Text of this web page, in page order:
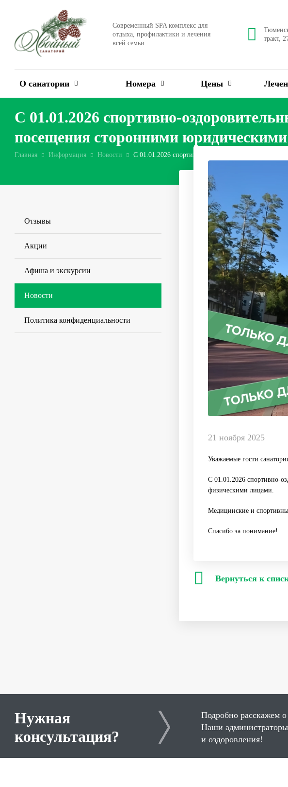
Современный SPA комплекс для
отдыха, профилактики и лечения
всей семьи
тракт,
О санатории Номера Цены
С 01.01.2026 спортивно-
посещения сторонними
Главная Информация Новости С 01.01.2026 спортивно-оздоровительный
Отзывы
Акции
Афиша и экскурсии
Новости
Политика конфиденциальности
21 ноября 2025
Уважаемые гости
С 01.01.2026 спортивно-
физическими лицами.
Медицинские и
Спасибо за понимание!
Вернуться к
Нужная
консультация?
Подробно расскажем
Наши администраторы
и оздоровления!